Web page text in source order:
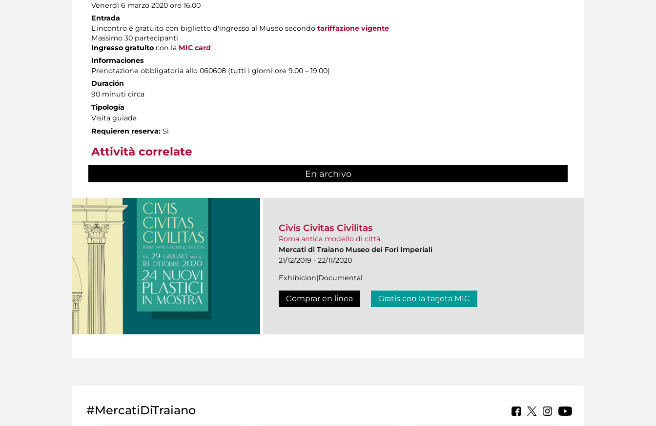
Venerdì 6 marzo 2020 ore 16.00
Entrada
L'incontro è gratuito con biglietto d'ingresso al Museo secondo tariffazione vigente
Massimo 30 partecipanti
Ingresso gratuito con la MIC card
Informaciones
Prenotazione obbligatoria allo 060608 (tutti i giorni ore 9.00 – 19.00)
Duración
90 minuti circa
Tipología
Visita guiada
Requieren reserva: Sì
Attività correlate
En archivo
Civis Civitas Civilitas
Roma antica modello di città
Mercati di Traiano Museo dei Fori Imperiali
21/12/2019 - 22/11/2020
Exhibicion|Documental
Comprar en linea Gratis con la tarjeta MIC
#MercatiDiTraiano